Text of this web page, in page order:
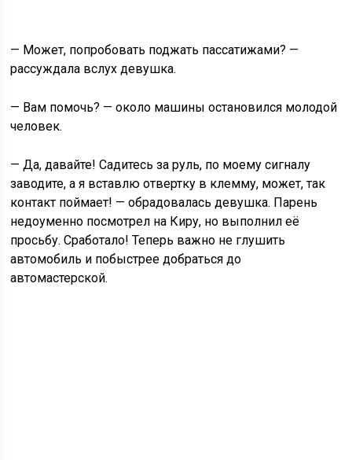
— Может, попробовать поджать пассатижами? —
рассуждала вслух девушка.
— Вам помочь? — около машины остановился молодой
человек.
— Да, давайте! Садитесь за руль, по моему сигналу
заводите, а я вставлю отвертку в клемму, может, так
контакт поймает! — обрадовалась девушка. Парень
недоуменно посмотрел на Киру, но выполнил её
просьбу. Сработало! Теперь важно не глушить
автомобиль и побыстрее добраться до
автомастерской.